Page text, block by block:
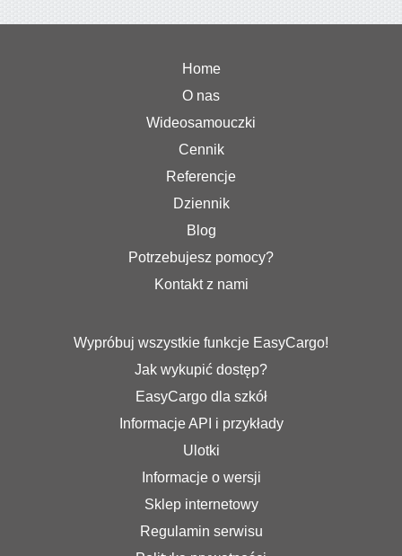
Home
O nas
Wideosamouczki
Cennik
Referencje
Dziennik
Blog
Potrzebujesz pomocy?
Kontakt z nami
Wypróbuj wszystkie funkcje EasyCargo!
Jak wykupić dostęp?
EasyCargo dla szkół
Informacje API i przykłady
Ulotki
Informacje o wersji
Sklep internetowy
Regulamin serwisu